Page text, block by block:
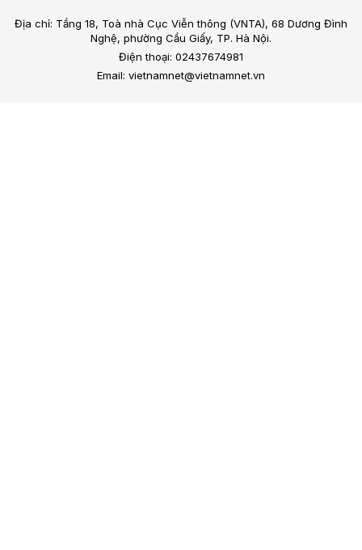
Địa chỉ: Tầng 18, Toà nhà Cục Viễn thông (VNTA), 68 Dương Đình
Nghệ, phường Cầu Giấy, TP. Hà Nội.
Điện thoại: 02437674981
Email: vietnamnet@vietnamnet.vn